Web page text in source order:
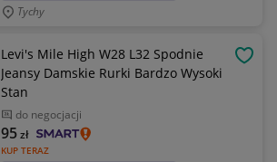
Tychy
Levi's Mile High W28 L32 Spodnie
Jeansy Damskie Rurki Bardzo Wysoki
Stan
do negocjacji
KUP TERAZ
95zł